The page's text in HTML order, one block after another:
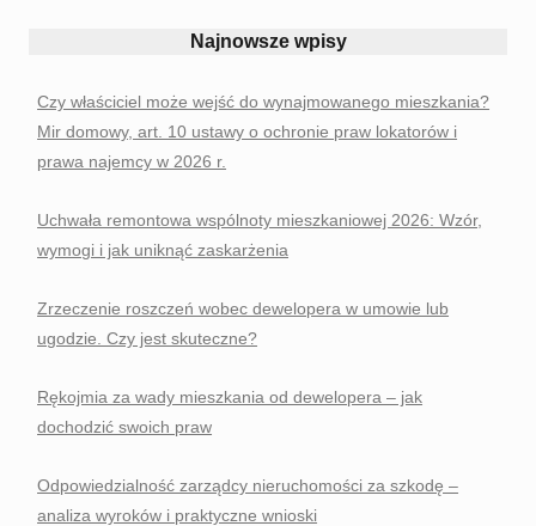
Najnowsze wpisy
Czy właściciel może wejść do wynajmowanego mieszkania?
Mir domowy, art. 10 ustawy o ochronie praw lokatorów i
prawa najemcy w 2026 r.
Uchwała remontowa wspólnoty mieszkaniowej 2026: Wzór,
wymogi i jak uniknąć zaskarżenia
Zrzeczenie roszczeń wobec dewelopera w umowie lub
ugodzie. Czy jest skuteczne?
Rękojmia za wady mieszkania od dewelopera – jak
dochodzić swoich praw
Odpowiedzialność zarządcy nieruchomości za szkodę –
analiza wyroków i praktyczne wnioski